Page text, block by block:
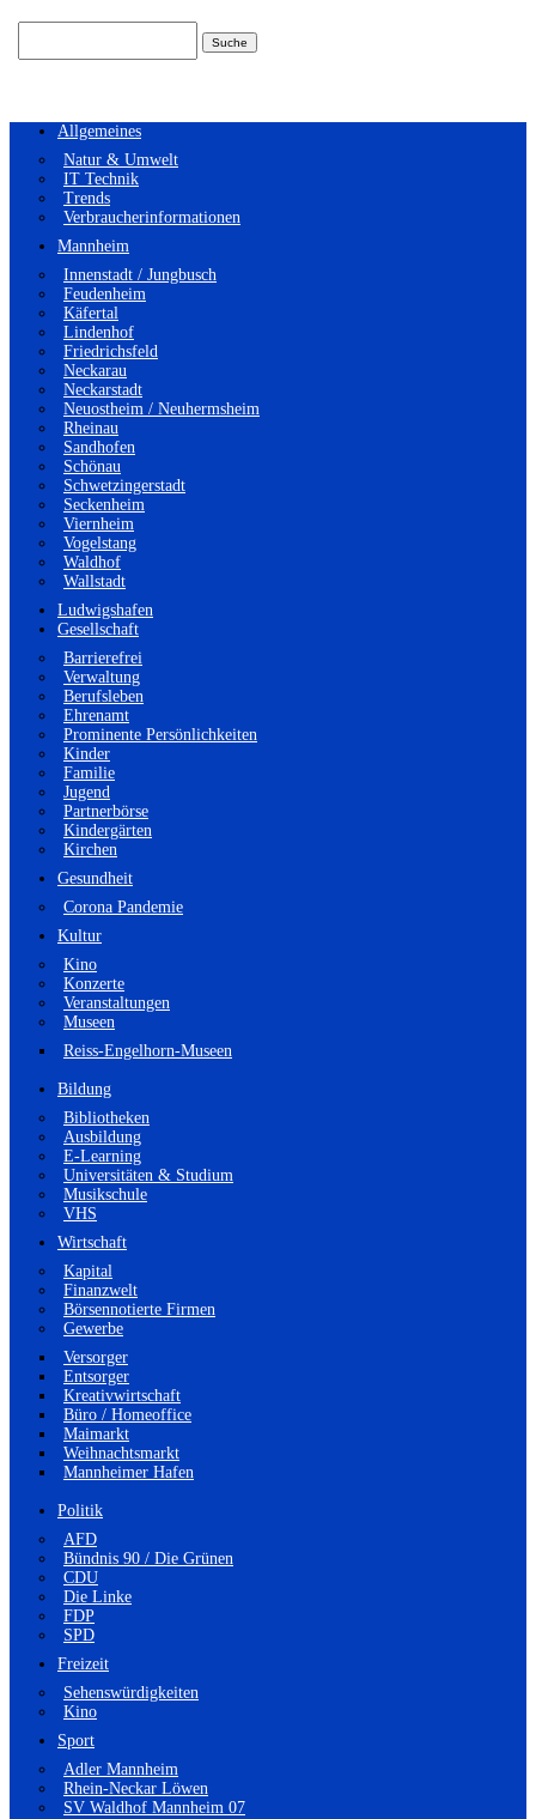
Allgemeines
Natur & Umwelt
IT Technik
Trends
Verbraucherinformationen
Mannheim
Innenstadt / Jungbusch
Feudenheim
Käfertal
Lindenhof
Friedrichsfeld
Neckarau
Neckarstadt
Neuostheim / Neuhermsheim
Rheinau
Sandhofen
Schönau
Schwetzingerstadt
Seckenheim
Viernheim
Vogelstang
Waldhof
Wallstadt
Ludwigshafen
Gesellschaft
Barrierefrei
Verwaltung
Berufsleben
Ehrenamt
Prominente Persönlichkeiten
Kinder
Familie
Jugend
Partnerbörse
Kindergärten
Kirchen
Gesundheit
Corona Pandemie
Kultur
Kino
Konzerte
Veranstaltungen
Museen
Reiss-Engelhorn-Museen
Bildung
Bibliotheken
Ausbildung
E-Learning
Universitäten & Studium
Musikschule
VHS
Wirtschaft
Kapital
Finanzwelt
Börsennotierte Firmen
Gewerbe
Versorger
Entsorger
Kreativwirtschaft
Büro / Homeoffice
Maimarkt
Weihnachtsmarkt
Mannheimer Hafen
Politik
AFD
Bündnis 90 / Die Grünen
CDU
Die Linke
FDP
SPD
Freizeit
Sehenswürdigkeiten
Kino
Sport
Adler Mannheim
Rhein-Neckar Löwen
SV Waldhof Mannheim 07